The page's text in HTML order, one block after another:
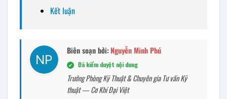
Kết luận
Biên soạn bởi:Nguyễn Minh Phú
✔ Đã kiểm duyệt nội dung
Trưởng Phòng Kỹ Thuật & Chuyên gia Tư vấn Kỹ
thuật — Cơ Khí Đại Việt